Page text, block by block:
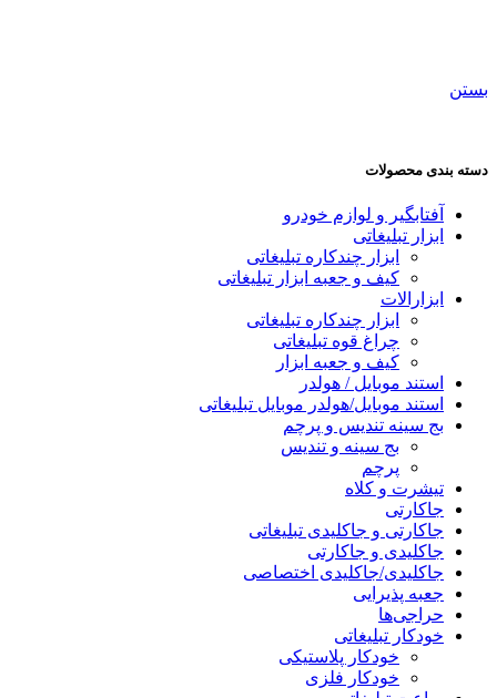
بستن
دسته بندی محصولات
آفتابگیر و لوازم خودرو
ابزار تبلیغاتی
ابزار چندکاره تبلیغاتی
کیف و جعبه ابزار تبلیغاتی
ابزارالات
ابزار چندکاره تبلیغاتی
چراغ قوه تبلیغاتی
کیف و جعبه ابزار
استند موبایل / هولدر
استند موبایل/هولدر موبایل تبلیغاتی
بج سینه تندیس و پرچم
بج سینه و تندیس
پرچم
تیشرت و کلاه
جاکارتی
جاکارتی و جاکلیدی تبلیغاتی
جاکلیدی و جاکارتی
جاکلیدی/جاکلیدی اختصاصی
جعبه پذیرایی
حراجی‌ها
خودکار تبلیغاتی
خودکار پلاستیکی
خودکار فلزی